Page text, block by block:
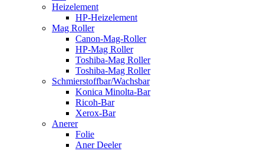
Heizelement
HP-Heizelement
Mag Roller
Canon-Mag-Roller
HP-Mag Roller
Toshiba-Mag Roller
Toshiba-Mag Roller
Schmierstoffbar/Wachsbar
Konica Minolta-Bar
Ricoh-Bar
Xerox-Bar
Anerer
Folie
Aner Deeler